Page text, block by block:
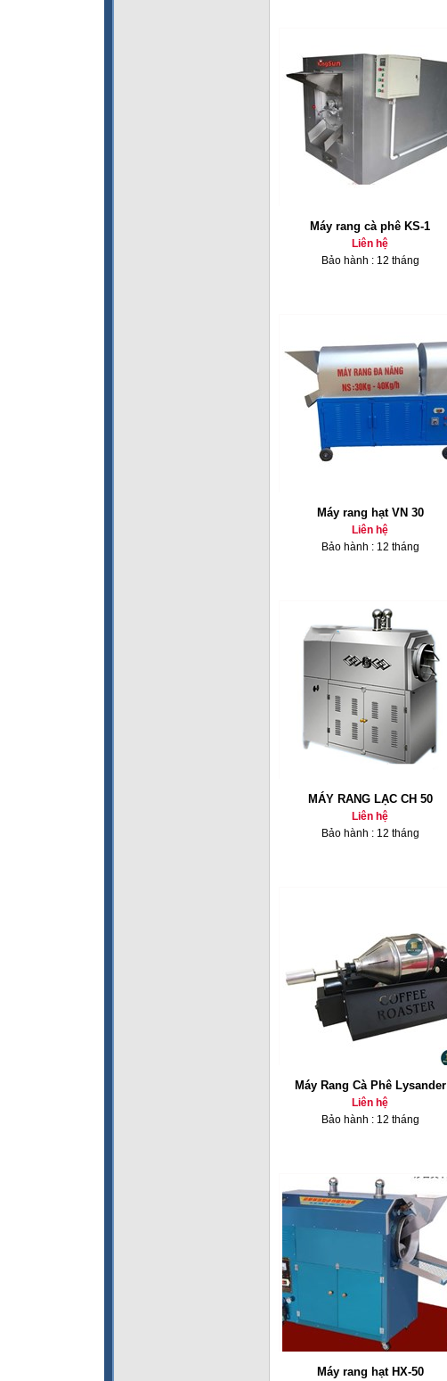
Máy rang cà phê KS-1
Liên hệ
Bảo hành : 12 tháng
Máy rang hạt VN 30
Liên hệ
Bảo hành : 12 tháng
MÁY RANG LẠC CH 50
Liên hệ
Bảo hành : 12 tháng
Máy Rang Cà Phê Lysander
Liên hệ
Bảo hành : 12 tháng
Máy rang hạt HX-50